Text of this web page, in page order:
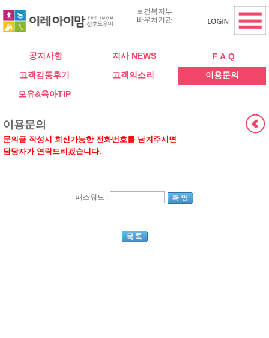
보건복지부
바우처기관
공지사항 지사 NEWS
F A Q
고객감동후기
고객의소리
이용문의
모유&육아TIP
이용문의
문의글 작성시 회신가능한 전화번호를 남겨주시면
담당자가 연락드리겠습니다.
패스워드 :